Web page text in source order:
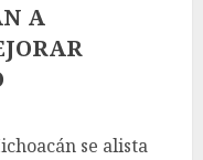
A
se alista